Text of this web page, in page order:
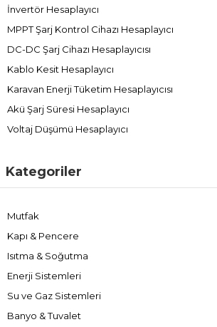
İnvertör Hesaplayıcı
MPPT Şarj Kontrol Cihazı Hesaplayıcı
DC-DC Şarj Cihazı Hesaplayıcısı
Kablo Kesit Hesaplayıcı
Karavan Enerji Tüketim Hesaplayıcısı
Akü Şarj Süresi Hesaplayıcı
Voltaj Düşümü Hesaplayıcı
Kategoriler
Mutfak
Kapı & Pencere
Isıtma & Soğutma
Enerji Sistemleri
Su ve Gaz Sistemleri
Banyo & Tuvalet